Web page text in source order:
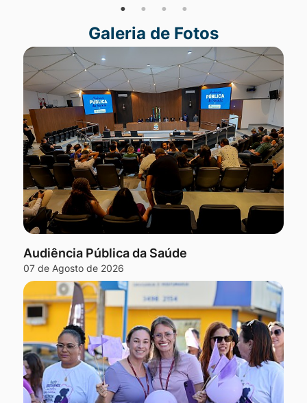
Seção Galeria de Fotos
Galeria de Fotos
Audiência Pública da Saúde
07 de Agosto de 2026